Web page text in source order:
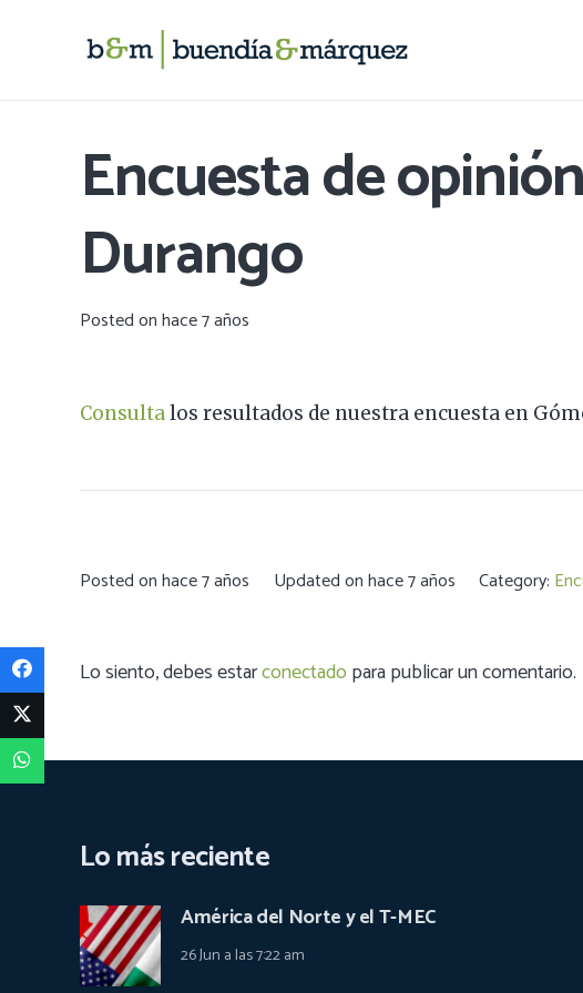
Encuesta de
Durango
Posted onhace 7 años
Consultalos resultados de nuestra encuesta en
Posted onhace 7 años Updated onhace 7 años Category:
Lo siento, debes estarconectado para publicar un comentario.
Lo más reciente
América del Norte y el T-MEC
26 Jun a las 7:22 am